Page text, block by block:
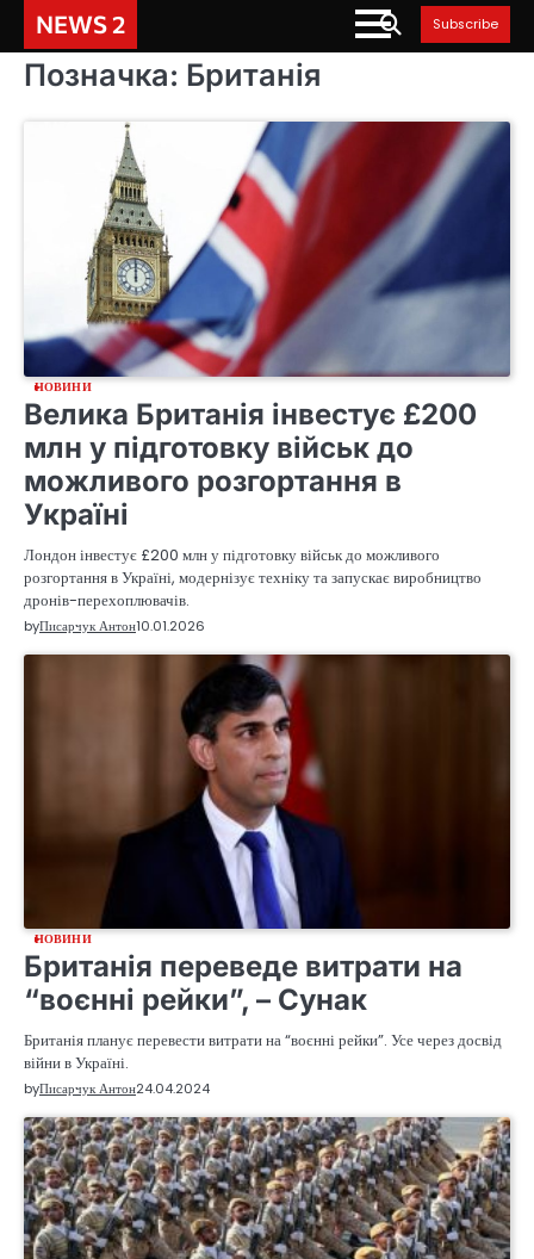
content
NEWS 2 Subscribe
Позначка: Британія
НОВИНИ
Велика Британія інвестує £200
млн у підготовку військ до
можливого розгортання в
Україні
Лондон інвестує £200 млн у підготовку військ до можливого
розгортання в Україні, модернізує техніку та запускає виробництво
дронів-перехоплювачів.
byПисарчук Антон10.01.2026
НОВИНИ
Британія переведе витрати на
“воєнні рейки”, – Сунак
Британія планує перевести витрати на “воєнні рейки”. Усе через досвід
війни в Україні.
byПисарчук Антон24.04.2024